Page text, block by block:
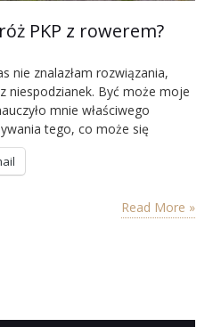
PKP z rowerem?
nie znalazłam rozwiązania,
niespodzianek. Być może moje
mnie właściwego
tego, co może się
w ręku.
Read More »